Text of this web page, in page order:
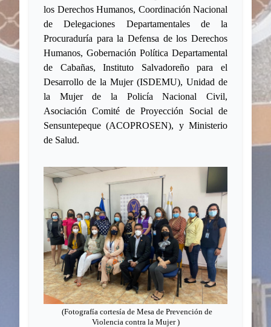
los Derechos Humanos, Coordinación Nacional
de Delegaciones Departamentales de la
Procuraduría para la Defensa de los Derechos
Humanos, Gobernación Política Departamental
de Cabañas, Instituto Salvadoreño para el
Desarrollo de la Mujer (ISDEMU), Unidad de
la Mujer de la Policía Nacional Civil,
Asociación Comité de Proyección Social de
Sensuntepeque (ACOPROSEN), y Ministerio
de Salud.
(Fotografía cortesía de Mesa de Prevención de
Violencia contra la Mujer)